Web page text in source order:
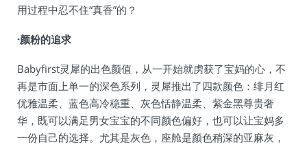
用过程中忍不住“真香”的？
·颜粉的追求
Babyfirst灵犀的出色颜值，从一开始就虏获了宝妈的心，不
再是市面上单一的深色系列，灵犀推出了四款颜色：绯月红
优雅温柔、蓝色高冷稳重、灰色恬静温柔、紫金黑尊贵奢
华，既可以满足男女宝宝的不同颜色偏好，也可以让宝妈多
一份自己的选择。尤其是灰色，座舱是颜色稍深的亚麻灰，